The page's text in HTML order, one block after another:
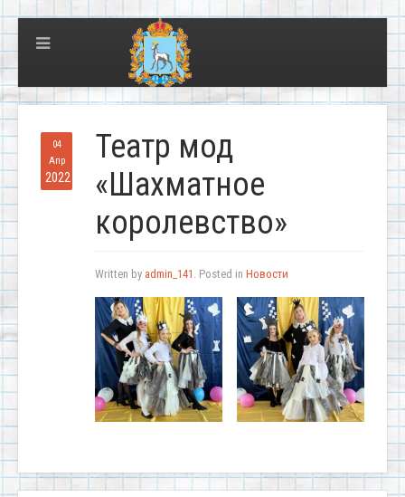
04
Апр
2022
Театр мод
«Шахматное
королевство»
Written by admin_141 . Posted in Новости